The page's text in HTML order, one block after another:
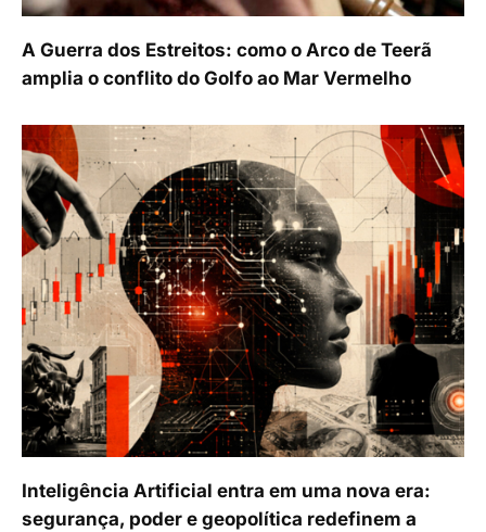
A Guerra dos Estreitos: como o Arco de Teerã
amplia o conflito do Golfo ao Mar Vermelho
Inteligência Artificial entra em uma nova era:
segurança, poder e geopolítica redefinem a